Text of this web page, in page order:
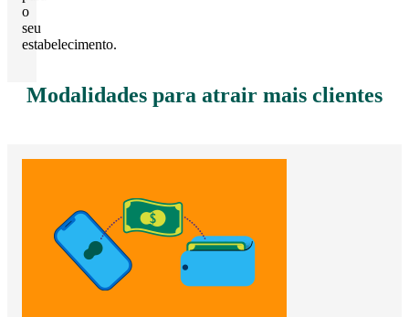
o
seu
estabelecimento.
Modalidades para atrair mais clientes